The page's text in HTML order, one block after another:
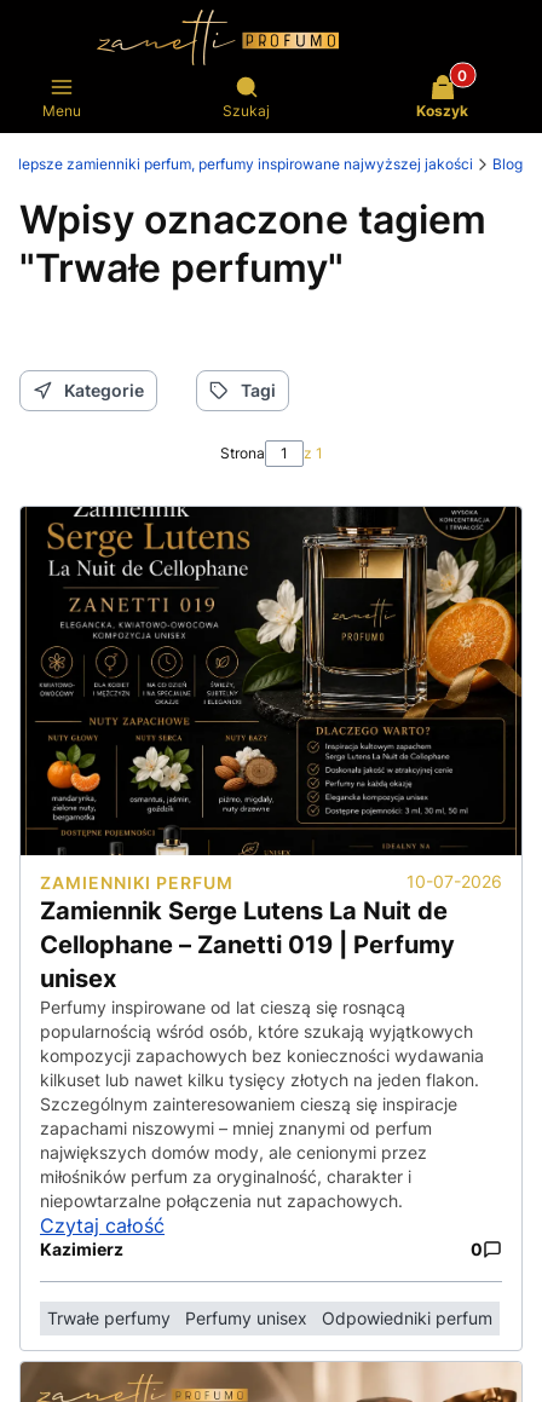
Menu
Otwórz wyszukiwarkę
Szukaj
Produkty w
Koszyk
zamienniki perfum, perfumy inspirowane najwyższej jakości Blog
Wpisy oznaczone tagiem
"Trwałe perfumy"
Kategorie Tagi
Strona z 1
ZAMIENNIKI PERFUM 10-07-2026
Zamiennik Serge Lutens La Nuit de
Cellophane – Zanetti 019 | Perfumy
unisex
Perfumy inspirowane od lat cieszą się rosnącą
popularnością wśród osób, które szukają wyjątkowych
kompozycji zapachowych bez konieczności wydawania
kilkuset lub nawet kilku tysięcy złotych na jeden flakon.
Szczególnym zainteresowaniem cieszą się inspiracje
zapachami niszowymi – mniej znanymi od perfum
największych domów mody, ale cenionymi przez
miłośników perfum za oryginalność, charakter i
niepowtarzalne połączenia nut zapachowych.
Czytaj całość
Kazimierz 0
Trwałe perfumy Perfumy unisex Odpowiedniki perfum